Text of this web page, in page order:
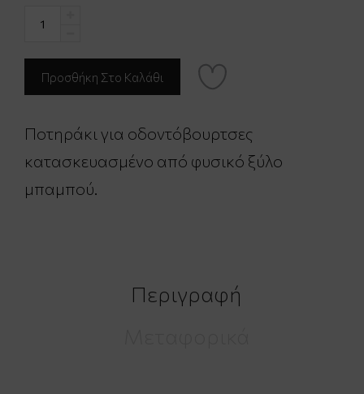
Ποτηράκι για οδοντόβουρτσες
κατασκευασμένο από φυσικό ξύλο
μπαμπού.
Περιγραφή